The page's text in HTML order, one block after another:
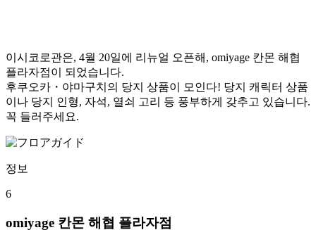
이시코로관은, 4월 20일에 리뉴얼 오픈해, omiyage 칸몬 해협
플라자점이 되었습니다.
후쿠오카・야마구치의 당지 상품이 모인다! 당지 캐릭터 상품
이나 당지 인형, 자석, 열쇠 고리 등 풍부하게 갖추고 있습니다.
꼭 들러주세요.
정보
6
omiyage 칸몬 해협 플라자점